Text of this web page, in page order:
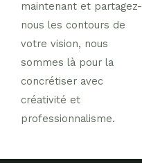
maintenant et partagez-
nous les contours de
votre vision, nous
sommes là pour la
concrétiser avec
créativité et
professionnalisme.